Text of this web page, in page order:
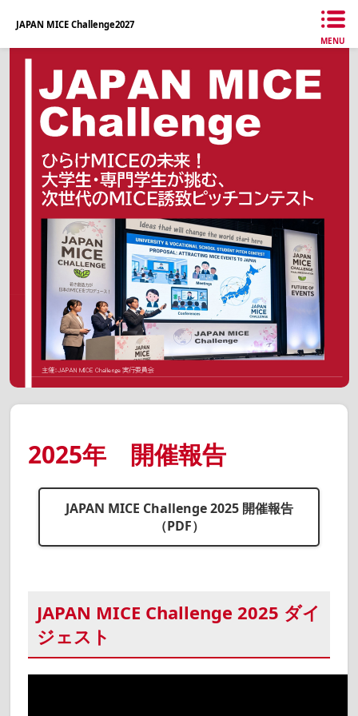
JAPAN MICE Challenge2027
MENU
2025年 開催報告
JAPAN MICE Challenge 2025 開催報告
（PDF）
JAPAN MICE Challenge 2025 ダイ
ジェスト